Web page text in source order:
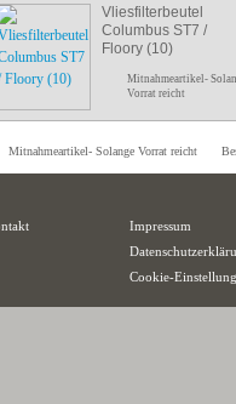
Vliesfilterbeutel
Columbus ST7 /
Floory (10)
Mitnahmeartikel-
Vorrat reicht
Mitnahmeartikel- Solange Vorrat reicht
Impressum
Cookie-